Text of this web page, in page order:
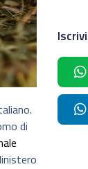
di